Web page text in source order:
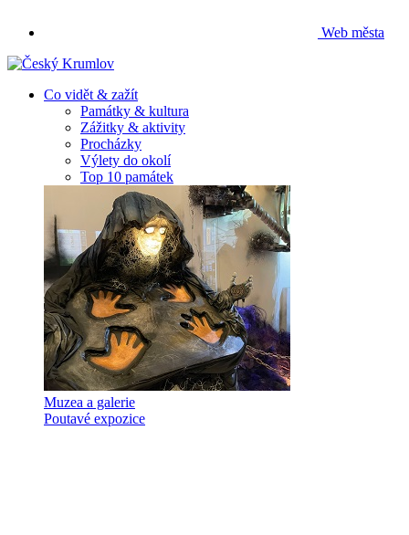
Web města
Co vidět & zažít
Památky & kultura
Zážitky & aktivity
Procházky
Výlety do okolí
Top 10 památek
Muzea a galerie
Poutavé expozice